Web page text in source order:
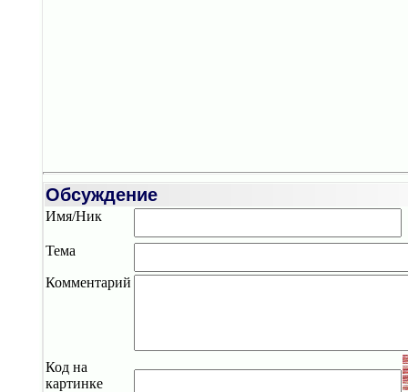
Обсуждение
Имя/Ник
Тема
Комментарий
Код на
картинке